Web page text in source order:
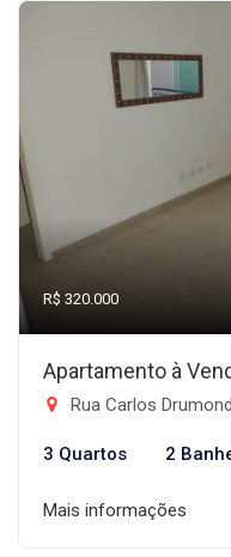
R$ 320.000
Apartamento à
Rua Carlos Drumond da
3 Quartos 2
Mais informações